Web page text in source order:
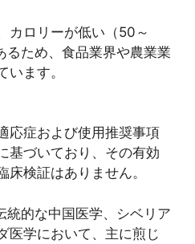
カロリーが低い（50～
ため、食品業界や農業業
います。
応症および使用推奨事項
基づいており、その有効
検証はありません。
的な中国医学、シベリア
医学において、主に煎じ